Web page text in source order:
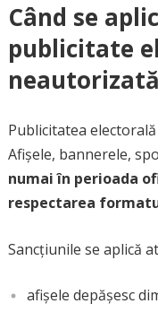
Când se
publicitate
neautorizată
Publicitatea
Afișele, bannerele,
numai în perioada
respectarea
Sancțiunile se aplică
afișele depășesc